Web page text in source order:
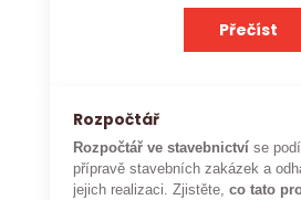
Přečíst
Rozpočtář
Rozpočtář ve stavebnictví se
přípravě stavebních zakázek a
jejich realizaci. Zjistěte,co tato